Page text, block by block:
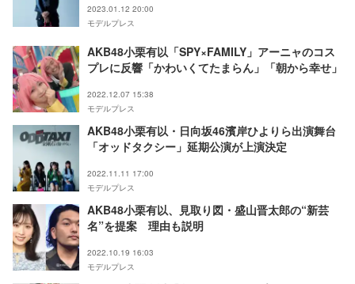
2023.01.12 20:00
モデルプレス
AKB48小栗有以「SPY×FAMILY」アーニャのコス
プレに反響「かわいくてたまらん」「朝から幸せ」
2022.12.07 15:38
モデルプレス
AKB48小栗有以・日向坂46濱岸ひよりら出演舞台
「オッドタクシー」延期公演が上演決定
2022.11.11 17:00
モデルプレス
AKB48小栗有以、見取り図・盛山晋太郎の“新芸
名”を提案 理由も説明
2022.10.19 16:03
モデルプレス